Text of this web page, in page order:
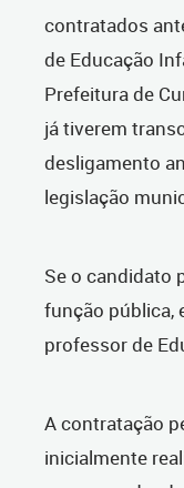
contratados
de Educação
Prefeitura de
já tiverem
desligamento
legislação
Se o candidato
função pública,
professor de
A contratação
inicialmente